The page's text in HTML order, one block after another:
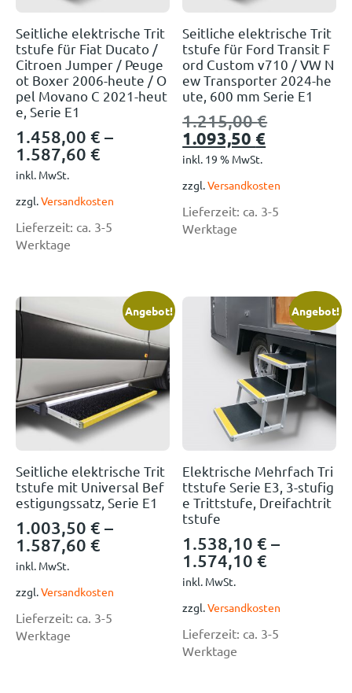
Seitliche elektrische Trit
tstufe für Fiat Ducato /
Citroen Jumper / Peuge
ot Boxer 2006-heute / O
pel Movano C 2021-heut
e, Serie E1
1.458,00 € –
1.587,60 €
inkl. MwSt.
zzgl.Versandkosten
Lieferzeit: ca. 3-5
Werktage
Seitliche elektrische Trit
tstufe für Ford Transit F
ord Custom v710 / VW N
ew Transporter 2024-he
ute, 600 mm Serie E1
1.215,00€
1.093,50 €
inkl. 19 % MwSt.
zzgl.Versandkosten
Lieferzeit: ca. 3-5
Werktage
Angebot!
Seitliche elektrische Trit
tstufe mit Universal Bef
estigungssatz, Serie E1
1.003,50 € –
1.587,60 €
inkl. MwSt.
zzgl.Versandkosten
Lieferzeit: ca. 3-5
Werktage
Angebot!
Elektrische Mehrfach Tri
ttstufe Serie E3, 3-stufig
e Trittstufe, Dreifachtrit
tstufe
1.538,10€ –
1.574,10€
inkl. MwSt.
zzgl.Versandkosten
Lieferzeit: ca. 3-5
Werktage